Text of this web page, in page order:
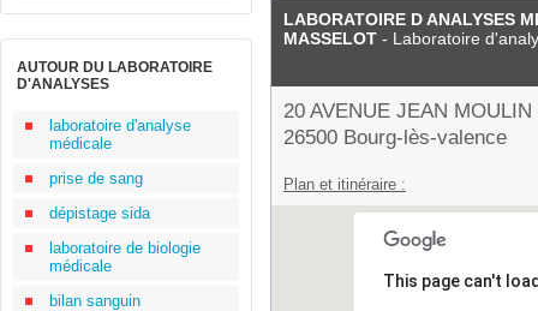
AUTOUR DU LABORATOIRE
D'ANALYSES
laboratoire d'analyse
médicale
prise de sang
dépistage sida
laboratoire de biologie
médicale
bilan sanguin
LABORATOIRE D ANALYSES
MASSELOT - Laboratoire
20 AVENUE JEAN MOULIN
26500 Bourg-lès-valence
Plan et itinéraire :
This page can't